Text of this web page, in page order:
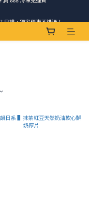
50元優惠卷 🎁